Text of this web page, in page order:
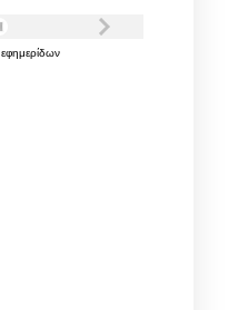
εφημερίδων